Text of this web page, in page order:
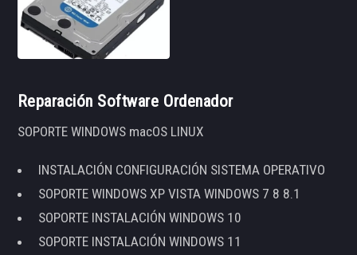
Reparación Software Ordenador
SOPORTE WINDOWS macOS LINUX
INSTALACIÓN CONFIGURACIÓN SISTEMA OPERATIVO
SOPORTE WINDOWS XP VISTA WINDOWS 7 8 8.1
SOPORTE INSTALACIÓN WINDOWS 10
SOPORTE INSTALACIÓN WINDOWS 11